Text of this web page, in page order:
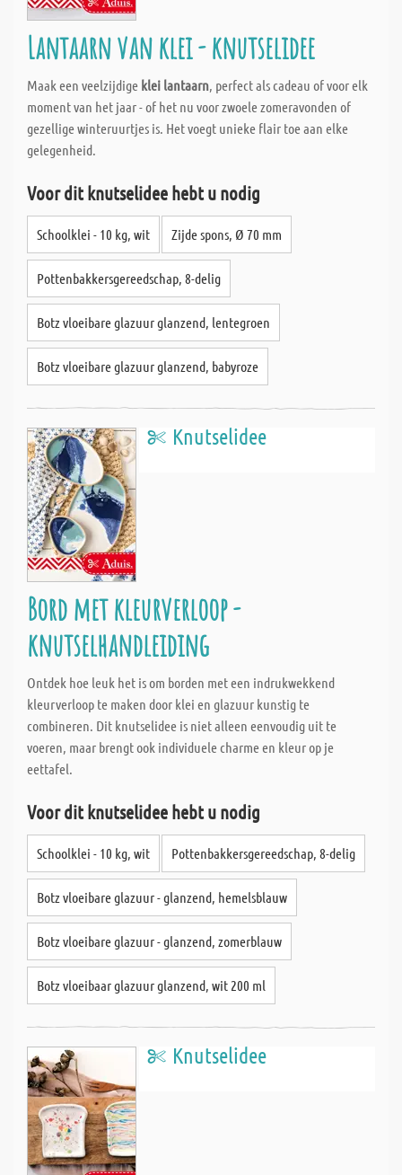
Lantaarn van klei - knutselidee
Maak een veelzijdige klei lantaarn, perfect als cadeau of voor elk
moment van het jaar - of het nu voor zwoele zomeravonden of
gezellige winteruurtjes is. Het voegt unieke flair toe aan elke
gelegenheid.
Voor dit knutselidee hebt u nodig
Schoolklei - 10 kg, wit Zijde spons, Ø 70 mm
Pottenbakkersgereedschap, 8-delig
Botz vloeibare glazuur glanzend, lentegroen
Botz vloeibare glazuur glanzend, babyroze
Knutselidee
Bord met kleurverloop -
knutselhandleiding
Ontdek hoe leuk het is om borden met een indrukwekkend
kleurverloop te maken door klei en glazuur kunstig te
combineren. Dit knutselidee is niet alleen eenvoudig uit te
voeren, maar brengt ook individuele charme en kleur op je
eettafel.
Voor dit knutselidee hebt u nodig
Schoolklei - 10 kg, wit Pottenbakkersgereedschap, 8-delig
Botz vloeibare glazuur - glanzend, hemelsblauw
Botz vloeibare glazuur - glanzend, zomerblauw
Botz vloeibaar glazuur glanzend, wit 200 ml
Knutselidee